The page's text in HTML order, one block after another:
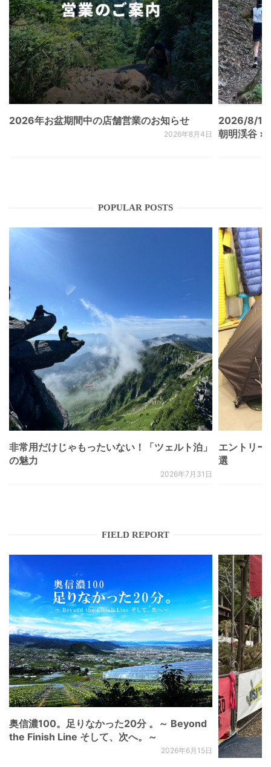
2026年お盆期間中の店舗営業のお知らせ
2026年8月4日
2026/8/
朝明渓谷 ×
POPULAR POSTS
非常用だけじゃもったいない！「ツェルト泊」
の魅力
2026年7月31日
エントリー
選
FIELD REPORT
奥信濃100。足りなかった20分 。～ Beyond
the Finish Line そして、次へ。～
2026年6月15日